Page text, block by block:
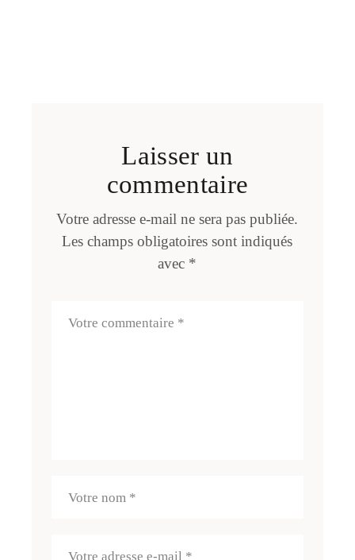
Laisser un
commentaire
Votre adresse e-mail ne sera pas publiée.
Les champs obligatoires sont indiqués
avec *